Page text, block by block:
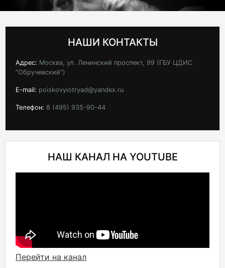
НАШИ КОНТАКТЫ
Адрес: Москва, ул. Ленинский проспект, 99 (ГБУ ЦДИС
"Обручевский")
E-mail: poiskovyiotryad@yandex.ru
Телефон: 8 (495) 935-90-44
НАШ КАНАЛ НА YOUTUBE
Перейти на канал